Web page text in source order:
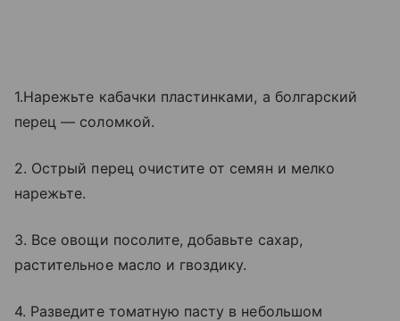
1.Нарежьте кабачки пластинками, а болгарский
перец — соломкой.
2. Острый перец очистите от семян и мелко
нарежьте.
3. Все овощи посолите, добавьте сахар,
растительное масло и гвоздику.
4. Разведите томатную пасту в небольшом